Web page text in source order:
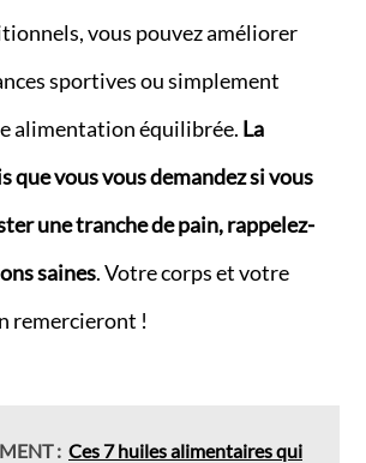
vous pouvez améliorer
sportives ou simplement
alimentation équilibrée. La
que vous vous demandez si vous
une tranche de pain, rappelez-
saines. Votre corps et votre
remercieront !
: Ces 7 huiles alimentaires qui